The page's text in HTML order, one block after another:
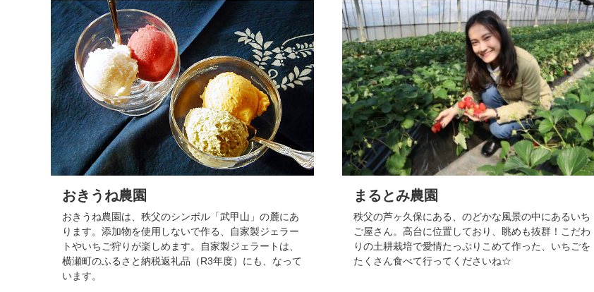
おきうね農園
おきうね農園は、秩父のシンボル「武甲山」の麓にあ
ります。添加物を使用しないで作る、自家製ジェラー
トやいちご狩りが楽しめます。自家製ジェラートは、
横瀬町のふるさと納税返礼品（R3年度）にも、なって
います。
まるとみ農園
秩父の芦ヶ久保にある、のどかな風景の中にあるいち
ご屋さん。高台に位置しており、眺めも抜群！こだわ
りの土耕栽培で愛情たっぷりこめて作った、いちごを
たくさん食べて行ってくださいね☆